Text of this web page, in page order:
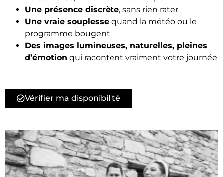
Une présence discrète, sans rien rater
Une vraie souplesse quand la météo ou le
programme bougent.
Des images lumineuses, naturelles, pleines
d’émotion qui racontent vraiment votre journée
Vérifier ma disponibilité